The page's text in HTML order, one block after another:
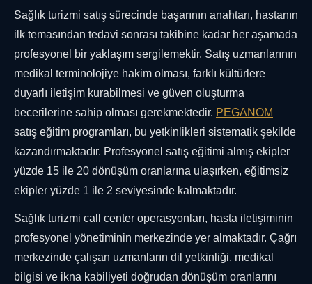
Sağlık turizmi satış sürecinde başarının anahtarı, hastanın
ilk temasından tedavi sonrası takibine kadar her aşamada
profesyonel bir yaklaşım sergilemektir. Satış uzmanlarının
medikal terminolojiye hakim olması, farklı kültürlere
duyarlı iletişim kurabilmesi ve güven oluşturma
becerilerine sahip olması gerekmektedir. PEGANOM
satış eğitim programları, bu yetkinlikleri sistematik şekilde
kazandırmaktadır. Profesyonel satış eğitimi almış ekipler
yüzde 15 ile 20 dönüşüm oranlarına ulaşırken, eğitimsiz
ekipler yüzde 1 ile 2 seviyesinde kalmaktadır.
Sağlık turizmi call center operasyonları, hasta iletişiminin
profesyonel yönetiminin merkezinde yer almaktadır. Çağrı
merkezinde çalışan uzmanların dil yetkinliği, medikal
bilgisi ve ikna kabiliyeti doğrudan dönüşüm oranlarını